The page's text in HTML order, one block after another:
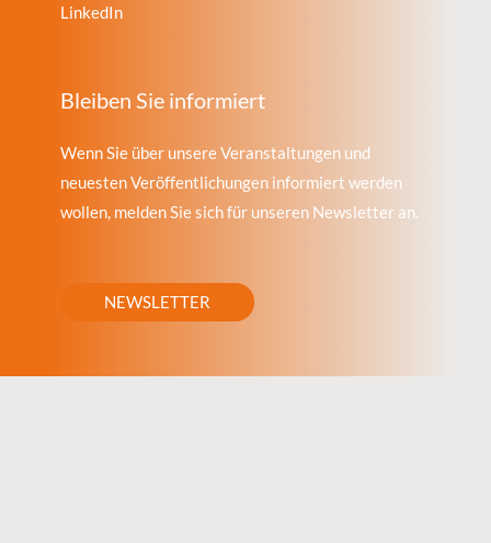
LinkedIn
Bleiben Sie informiert
Wenn Sie über unsere Veranstaltungen und
neuesten Veröffentlichungen informiert werden
wollen, melden Sie sich für unseren Newsletter an.
NEWSLETTER